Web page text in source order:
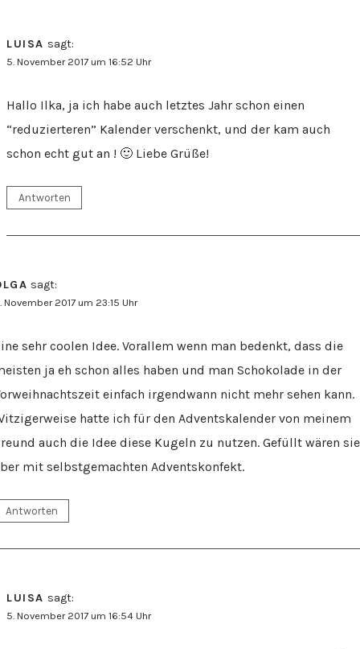
LUISA sagt:
5. November 2017 um 16:52 Uhr
Hallo Ilka, ja ich habe auch letztes Jahr schon einen
“reduzierteren” Kalender verschenkt, und der kam auch
schon echt gut an ! 🙂 Liebe Grüße!
Antworten
sagt:
November 2017 um 23:15 Uhr
sehr coolen Idee. Vorallem wenn man bedenkt, dass die
ja eh schon alles haben und man Schokolade in der
einfach irgendwann nicht mehr sehen kann.
hatte ich für den Adventskalender von meinem
auch die Idee diese Kugeln zu nutzen. Gefüllt wären sie
mit selbstgemachten Adventskonfekt.
Antworten
LUISA sagt:
5. November 2017 um 16:54 Uhr